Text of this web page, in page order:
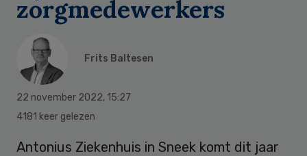
zorgmedewerkers
Frits Baltesen
22 november 2022, 15:27
4181 keer gelezen
Antonius Ziekenhuis in Sneek komt dit jaar